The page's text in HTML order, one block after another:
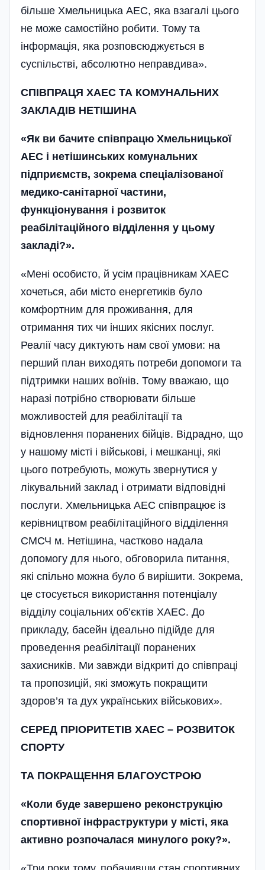
більше Хмельницька АЕС, яка взагалі цього
не може самостійно робити. Тому та
інформація, яка розповсюджується в
суспільстві, абсолютно неправдива».
СПІВПРАЦЯ ХАЕС ТА КОМУНАЛЬНИХ
ЗАКЛАДІВ НЕТІШИНА
«Як ви бачите співпрацю Хмель­ницької
АЕС і нетішинських комунальних
підприємств, зокрема спеціалізованої
медико-санітарної частини,
функціонування і розвиток
реабілітаційного відділення у цьому
закладі?».
«Мені особисто, й усім працівникам ХАЕС
хочеться, аби місто енергетиків було
комфортним для проживання, для
отримання тих чи інших якісних послуг.
Реалії часу диктують нам свої умови: на
перший план виходять потреби допомоги та
підтримки наших воїнів. Тому вважаю, що
наразі потрібно створювати більше
можливостей для реабілітації та
відновлення поранених бійців. Відрадно, що
у нашому місті і військові, і мешканці, які
цього потребують, можуть звернутися у
лікувальний заклад і отримати відповідні
послуги. Хмельницька АЕС співпрацює із
керівництвом реабілітаційного відділення
СМСЧ м. Нетішина, частково надала
допомогу для нього, обговорила питання,
які спільно можна було б вирішити. Зокрема,
це стосується використання потенціалу
відділу соціальних об’єктів ХАЕС. До
прикладу, басейн ідеально підійде для
проведення реабілітації поранених
захисників. Ми завжди відкриті до співпраці
та пропозицій, які зможуть покращити
здоров’я та дух українських військових».
СЕРЕД ПРІОРИТЕТІВ ХАЕС – РОЗВИТОК
СПОРТУ
ТА ПОКРАЩЕННЯ БЛАГОУСТРОЮ
«Коли буде завершено реконструкцію
спортивної інфраструктури у місті, яка
активно розпочалася минулого року?».